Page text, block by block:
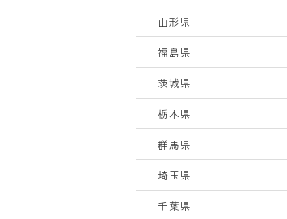
山形県
福島県
茨城県
栃木県
群馬県
埼玉県
千葉県